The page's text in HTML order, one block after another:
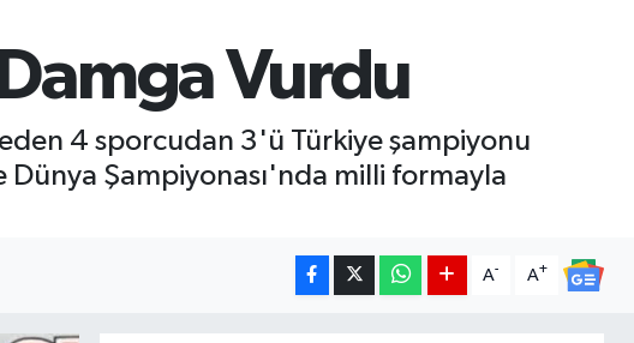
Vurdu
4 sporcudan 3'ü Türkiye şampiyonu
Dünya Şampiyonası'nda milli formayla
A- A+